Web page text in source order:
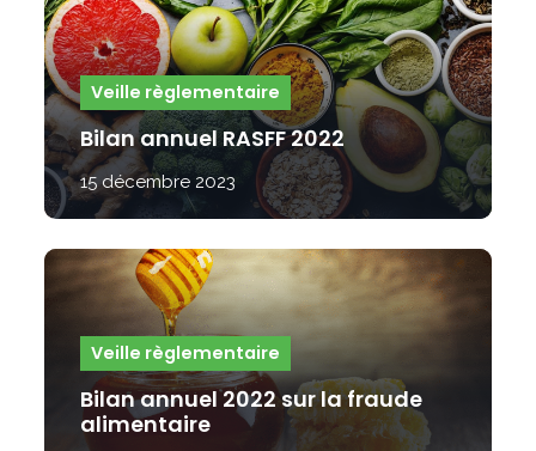
Veille règlementaire
Bilan annuel RASFF 2022
15 décembre 2023
Veille règlementaire
Bilan annuel 2022 sur la fraude
alimentaire